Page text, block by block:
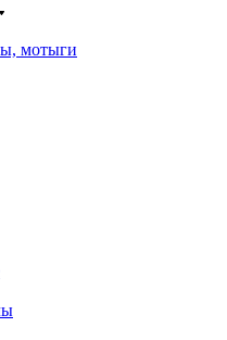
мотыги